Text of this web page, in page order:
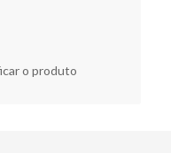
o produto